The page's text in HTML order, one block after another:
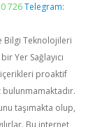
726 Telegram:
Bilgi Teknolojileri
Yer Sağlayıcı
proaktif
taşımakta olup,
Bu internet